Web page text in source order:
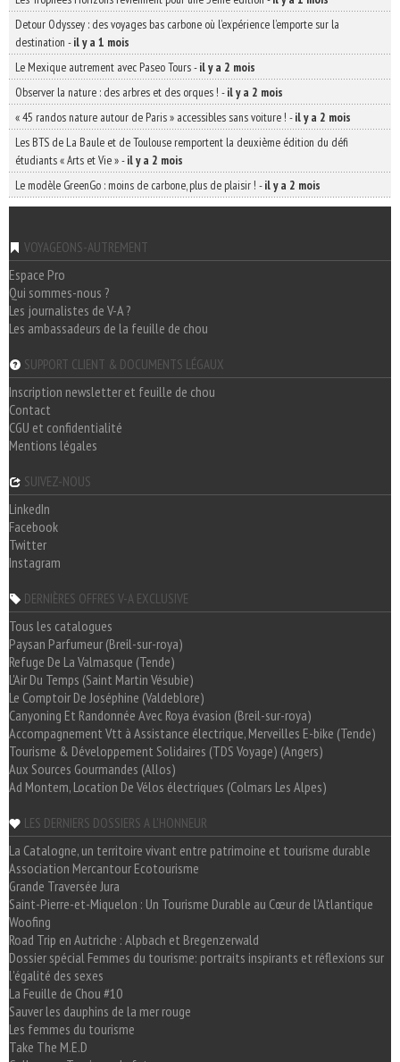
Detour Odyssey : des voyages bas carbone où l’expérience l’emporte sur la
destination -il y a 1 mois
Le Mexique autrement avec Paseo Tours-il y a 2 mois
Observer la nature : des arbres et des orques ! -il y a 2 mois
« 45 randos nature autour de Paris » accessibles sans voiture ! -il y a 2 mois
Les BTS de La Baule et de Toulouse remportent la deuxième édition du défi
étudiants « Arts et Vie »-il y a 2 mois
Le modèle GreenGo : moins de carbone, plus de plaisir ! -il y a 2 mois
VOYAGEONS-AUTREMENT
Espace Pro
Qui sommes-nous ?
Les journalistes de V-A ?
Les ambassadeurs de la feuille de chou
SUPPORT CLIENT & DOCUMENTS LÉGAUX
Inscription newsletter et feuille de chou
Contact
CGU et confidentialité
Mentions légales
SUIVEZ-NOUS
LinkedIn
Facebook
Twitter
Instagram
DERNIÈRES OFFRES V-A EXCLUSIVE
Tous les catalogues
Paysan Parfumeur (Breil-sur-roya)
Refuge De La Valmasque (Tende)
L'Air Du Temps (Saint Martin Vésubie)
Le Comptoir De Joséphine (Valdeblore)
Canyoning Et Randonnée Avec Roya évasion (Breil-sur-roya)
Accompagnement Vtt à Assistance électrique, Merveilles E-bike (Tende)
Tourisme & Développement Solidaires (TDS Voyage) (Angers)
Aux Sources Gourmandes (Allos)
Ad Montem, Location De Vélos électriques (Colmars Les Alpes)
LES DERNIERS DOSSIERS A L'HONNEUR
La Catalogne, un territoire vivant entre patrimoine et tourisme durable
Association Mercantour Ecotourisme
Grande Traversée Jura
Saint-Pierre-et-Miquelon : Un Tourisme Durable au Cœur de l'Atlantique
Woofing
Road Trip en Autriche : Alpbach et Bregenzerwald
Dossier spécial Femmes du tourisme: portraits inspirants et réflexions sur
l'égalité des sexes
La Feuille de Chou #10
Sauver les dauphins de la mer rouge
Les femmes du tourisme
Take The M.E.D